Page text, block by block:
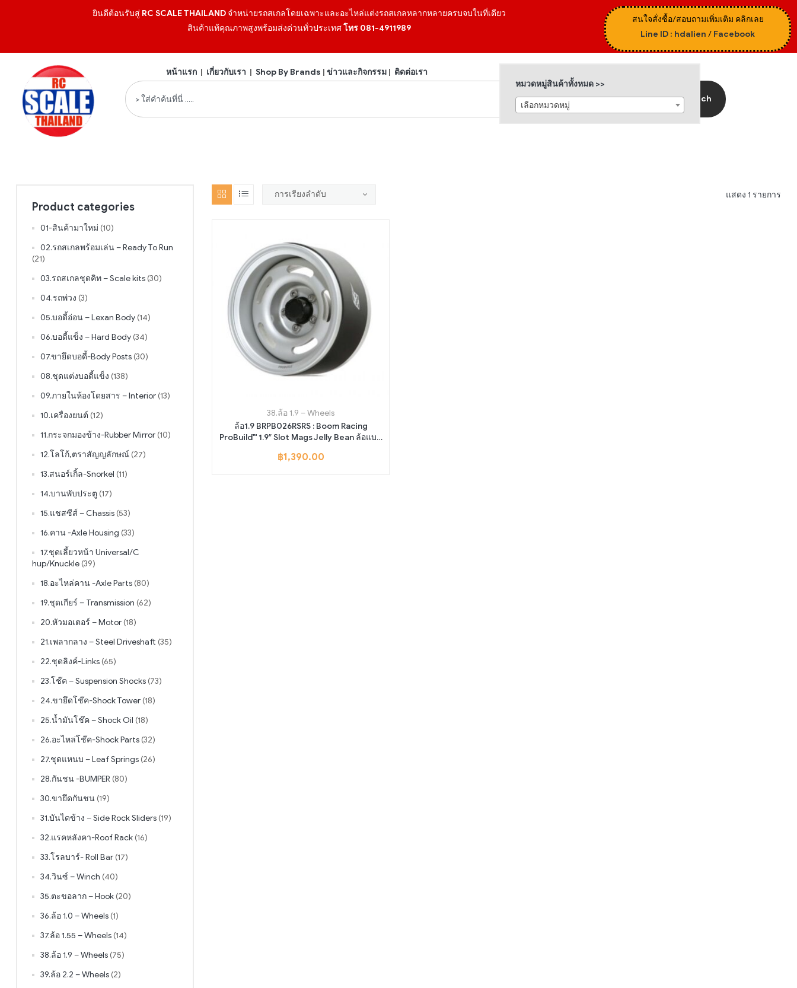
ยินดีต้อนรับสู่ RC SCALE THAILANDจำหน่ายรถสเกลโดยเฉพาะและอะไหล่แต่งรถสเกลหลากหลายครบจบในที่เดียว
สินค้าแท้คุณภาพสูงพร้อมส่งด่วนทั่วประเทศโทร 081-4911989
สนใจสั่งซื้อ/สอบถามเพิ่มเติม คลิกเลย
Line ID : hdalien / Facebook
หน้าแรก| เกี่ยวกับเรา | Shop By Brands | ข่าวและกิจกรรม| ติดต่อเรา
Search
หมวดหมู่สินค้าทั้งหมด >>
เลือกหมวดหมู่
แสดง 1 รายการ
38.ล้อ 1.9 – Wheels
ล้อ1.9 BRPB026RSRS : Boom Racing
ProBuild™ 1.9″ Slot Mags Jelly Bean ล้อแบบ
Silver
฿1,390.00
Product categories
01-สินค้ามาใหม่ (10)
02.รถสเกลพร้อมเล่น – Ready To Run
(21)
03.รถสเกลชุดคิท – Scale kits (30)
04.รถพ่วง (3)
05.บอดี้อ่อน – Lexan Body (14)
06.บอดี้แข็ง – Hard Body (34)
07.ขายึดบอดี้-Body Posts (30)
08.ชุดแต่งบอดี้แข็ง (138)
09.ภายในห้องโดยสาร – Interior (13)
10.เครื่องยนต์ (12)
11.กระจกมองข้าง-Rubber Mirror (10)
12.โลโก้,ตราสัญญลักษณ์ (27)
13.สนอร์เกิ้ล-Snorkel (11)
14.บานพับประตู (17)
15.แชสซีส์ – Chassis (53)
16.คาน -Axle Housing (33)
17.ชุดเลี้ยวหน้า Universal/C
hup/Knuckle (39)
18.อะไหล่คาน -Axle Parts (80)
19.ชุดเกียร์ – Transmission (62)
20.หัวมอเตอร์ – Motor (18)
21.เพลากลาง – Steel Driveshaft (35)
22.ชุดลิงค์-Links (65)
23.โช๊ค – Suspension Shocks (73)
24.ขายึดโช๊ค-Shock Tower (18)
25.น้ำมันโช๊ค – Shock Oil (18)
26.อะไหล่โช๊ค-Shock Parts (32)
27.ชุดแหนบ – Leaf Springs (26)
28.กันชน -BUMPER (80)
30.ขายึดกันชน (19)
31.บันไดข้าง – Side Rock Sliders (19)
32.แรคหลังคา-Roof Rack (16)
33.โรลบาร์- Roll Bar (17)
34.วินซ์ – Winch (40)
35.ตะขอลาก – Hook (20)
36.ล้อ 1.0 – Wheels (1)
37.ล้อ 1.55 – Wheels (14)
38.ล้อ 1.9 – Wheels (75)
39.ล้อ 2.2 – Wheels (2)